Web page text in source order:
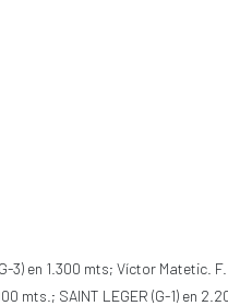
1.300 mts; Víctor Matetic. F.
mts.; SAINT LEGER (G-1) en